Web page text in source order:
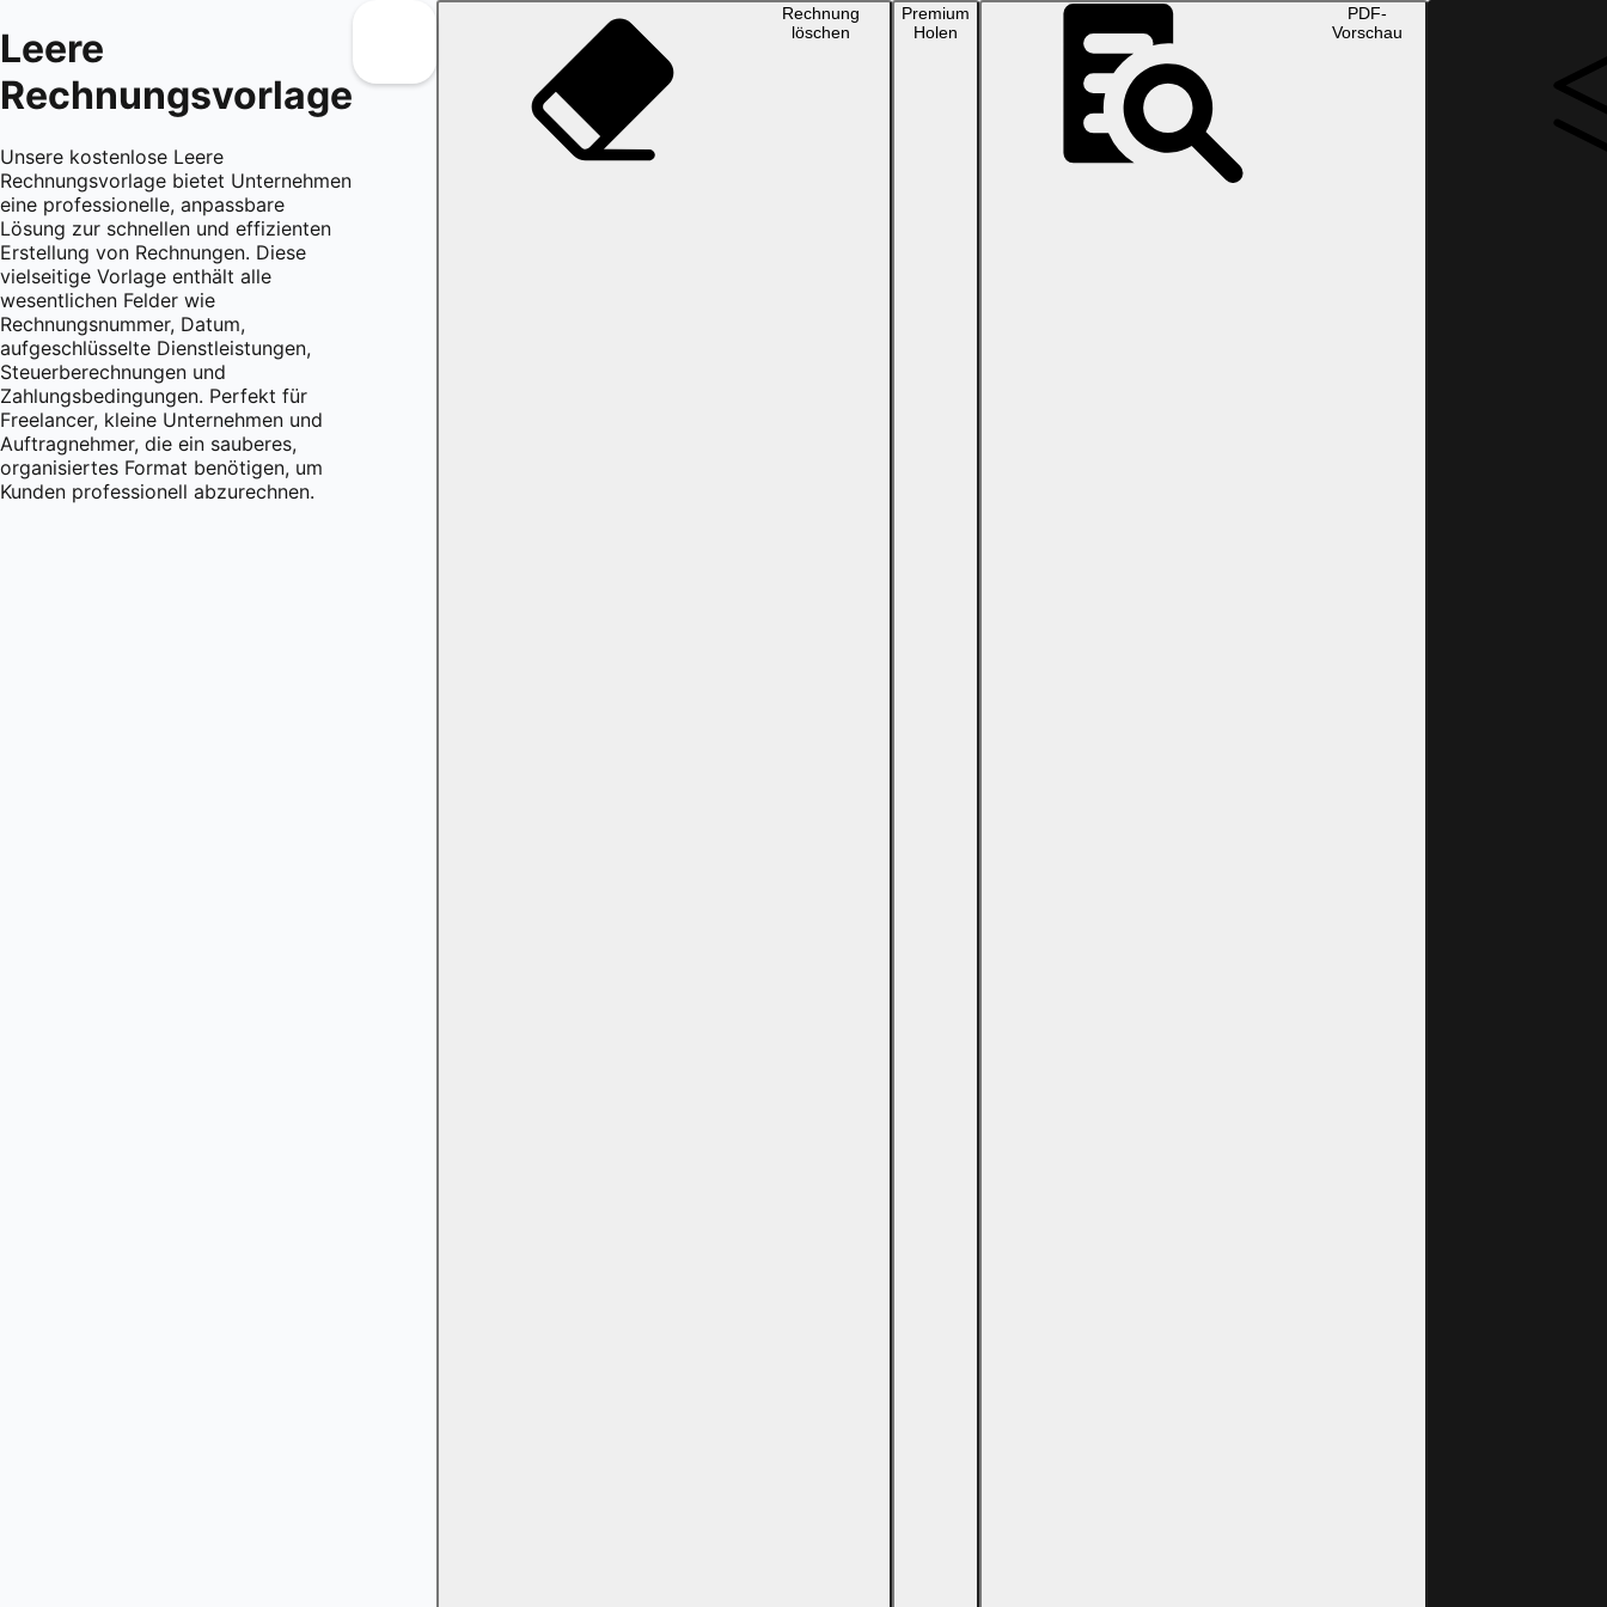
Leere
Rechnungsvorlage
Unsere kostenlose Leere
Rechnungsvorlage bietet Unternehmen
eine professionelle, anpassbare
Lösung zur schnellen und effizienten
Erstellung von Rechnungen. Diese
vielseitige Vorlage enthält alle
wesentlichen Felder wie
Rechnungsnummer, Datum,
aufgeschlüsselte Dienstleistungen,
Steuerberechnungen und
Zahlungsbedingungen. Perfekt für
Freelancer, kleine Unternehmen und
Auftragnehmer, die ein sauberes,
organisiertes Format benötigen, um
Kunden professionell abzurechnen.
Rechnung
löschen
Premium
Holen
PDF-
Vorschau